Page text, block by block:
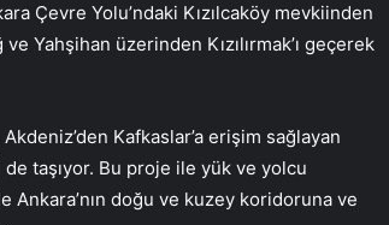
Çevre Yolu’ndaki Kızılcaköy mevkiinden
Yahşihan üzerinden Kızılırmak’ı geçerek
Kafkaslar’a erişim sağlayan
taşıyor. Bu proje ile yük ve yolcu
Ankara’nın doğu ve kuzey koridoruna ve